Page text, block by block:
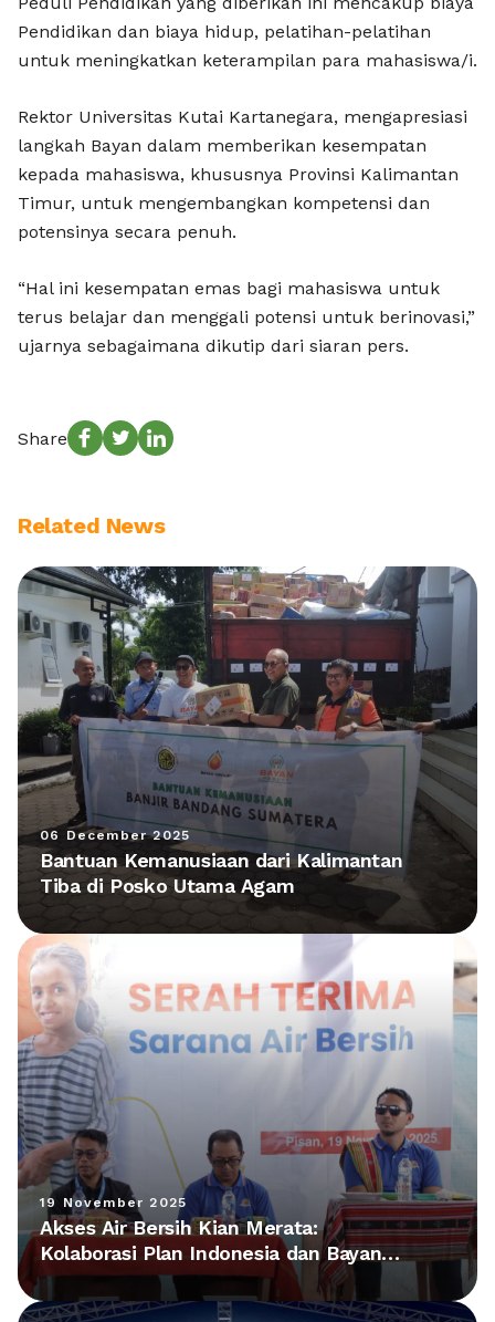
Pendidikan dan biaya hidup, pelatihan-pelatihan
untuk meningkatkan keterampilan para mahasiswa/i.
Rektor Universitas Kutai Kartanegara, mengapresiasi
langkah Bayan dalam memberikan kesempatan
kepada mahasiswa, khususnya Provinsi Kalimantan
Timur, untuk mengembangkan kompetensi dan
potensinya secara penuh.
“Hal ini kesempatan emas bagi mahasiswa untuk
terus belajar dan menggali potensi untuk berinovasi,”
ujarnya sebagaimana dikutip dari siaran pers.
Share
Related News
06 December 2025
Bantuan Kemanusiaan dari Kalimantan
Tiba di Posko Utama Agam
19 November 2025
Akses Air Bersih Kian Merata:
Kolaborasi Plan Indonesia dan Bayan
Group Hadirkan Fasilitas Baru di NTT